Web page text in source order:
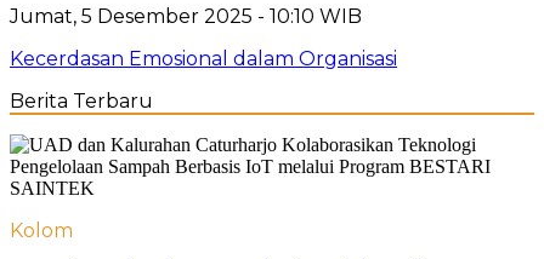
Jumat, 5 Desember 2025 - 10:10 WIB
Kecerdasan Emosional dalam Organisasi
Berita Terbaru
Kolom